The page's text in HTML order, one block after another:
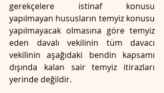
gerekçelere istinaf konusu
yapılmayan hususların temyiz konusu
yapılmayacak olmasına göre temyiz
eden davalı vekilinin tüm davacı
vekilinin aşağıdaki bendin kapsamı
dışında kalan sair temyiz itirazları
yerinde değildir.